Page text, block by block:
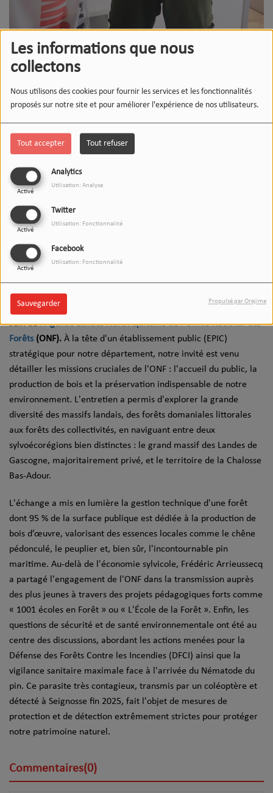
Les informations que nous
collectons
Nous utilisons des cookies pour fournir les services et les fonctionnalités
proposés sur notre site et pour améliorer l'expérience de nos utilisateurs.
Tout accepter Tout refuser
Analytics
Activé
Utilisation: Analyse
Twitter
Activé
Utilisation: Fonctionnalité
Facebook
Activé
Utilisation: Fonctionnalité
Sauvegarder Propulsé par Orejime
17 JUIN 2026
Écouter le podcast
L’invité(e) du 12-13 recevait aujourd’hui Frédéric Arrieussecq,
responsable de l'Unité Territoriale Dax - Vallée de l'Adour au
sein del'Agence Landes Nord Aquitaine de l'Office National des
Forêts (ONF). À la tête d'un établissement public (EPIC)
stratégique pour notre département, notre invité est venu
détailler les missions cruciales de l'ONF : l'accueil du public, la
production de bois et la préservation indispensable de notre
environnement. L'entretien a permis d'explorer la grande
diversité des massifs landais, des forêts domaniales littorales
aux forêts des collectivités, en naviguant entre deux
sylvoécorégions bien distinctes : le grand massif des Landes de
Gascogne, majoritairement privé, et le territoire de la Chalosse
Bas-Adour.
L'échange a mis en lumière la gestion technique d'une forêt
dont 95 % de la surface publique est dédiée à la production de
bois d’œuvre, valorisant des essences locales comme le chêne
pédonculé, le peuplier et, bien sûr, l'incontournable pin
maritime. Au-delà de l'économie sylvicole, Frédéric Arrieussecq
a partagé l'engagement de l'ONF dans la transmission auprès
des plus jeunes à travers des projets pédagogiques forts comme
« 1001 écoles en Forêt » ou « L'École de la Forêt ». Enfin, les
questions de sécurité et de santé environnementale ont été au
centre des discussions, abordant les actions menées pour la
Défense des Forêts Contre les Incendies (DFCI) ainsi que la
vigilance sanitaire maximale face à l'arrivée du Nématode du
pin. Ce parasite très contagieux, transmis par un coléoptère et
détecté à Seignosse fin 2025, fait l'objet de mesures de
protection et de détection extrêmement strictes pour protéger
notre patrimoine naturel.
Commentaires(0)